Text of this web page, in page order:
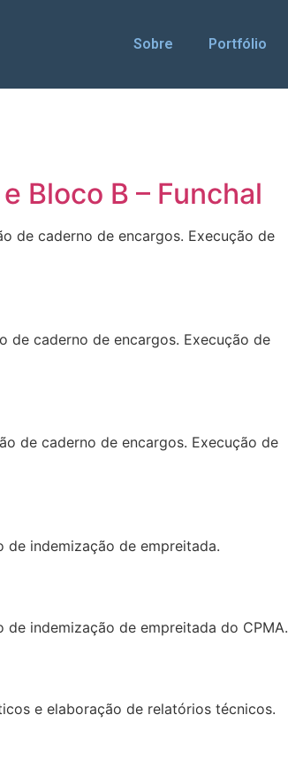
Sobre Portfólio
Bloco B – Funchal
de caderno de encargos. Execução de
de caderno de encargos. Execução de
de caderno de encargos. Execução de
de indemização de empreitada.
de indemização de empreitada do CPMA.
e elaboração de relatórios técnicos.